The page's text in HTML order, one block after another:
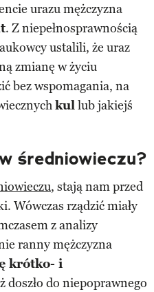
urazu mężczyzna
. Z niepełnosprawnością
ustalili, że uraz
zmianę w życiu
bez wspomagania, na
kullub jakiejś
średniowieczu?
, stają nam przed
Wówczas rządzić miały
z analizy
ranny mężczyzna
krótko- i
doszło do niepoprawnego